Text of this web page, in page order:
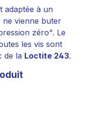
adaptée à un
ne vienne buter
zéro". Le
les vis sont
de la Loctite 243.